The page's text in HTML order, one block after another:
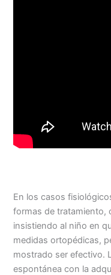
En los casos
formas de tratamiento,
insistiendo al niño en
medidas ortopédicas,
mostrado ser efectivo.
espontánea con la